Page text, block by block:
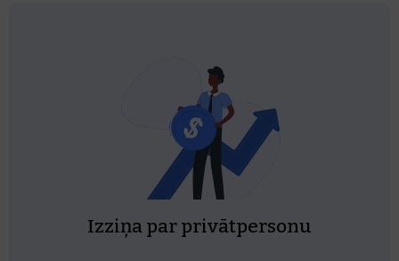
Izziņa par privātpersonu